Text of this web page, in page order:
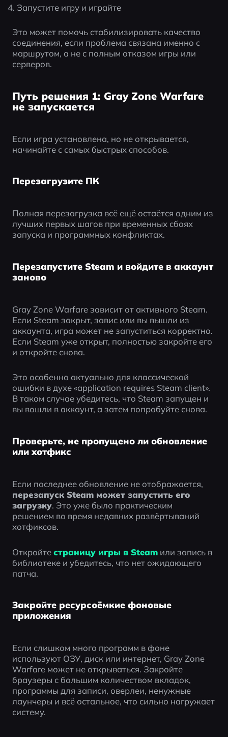
Запустите игру и играйте
Это может помочь стабилизировать качество
соединения, если проблема связана именно с
маршрутом, а не с полным отказом игры или
серверов.
Путь решения 1: Gray Zone Warfare
не запускается
Если игра установлена, но не открывается,
начинайте с самых быстрых способов.
Перезагрузите ПК
Полная перезагрузка всё ещё остаётся одним из
лучших первых шагов при временных сбоях
запуска и программных конфликтах.
Перезапустите Steam и войдите в аккаунт
заново
Gray Zone Warfare зависит от активного Steam.
Если Steam закрыт, завис или вы вышли из
аккаунта, игра может не запуститься корректно.
Если Steam уже открыт, полностью закройте его
и откройте снова.
Это особенно актуально для классической
ошибки в духе «application requires Steam client».
В таком случае убедитесь, что Steam запущен и
вы вошли в аккаунт, а затем попробуйте снова.
Проверьте, не пропущено ли обновление
или хотфикс
перезапуск Steam может запустить его
загрузку. Это уже было практическим
решением во время недавних развёртываний
хотфиксов.
Откройте страницу игры в Steam или запись в
библиотеке и убедитесь, что нет ожидающего
патча.
Закройте ресурсоёмкие фоновые
приложения
Если слишком много программ в фоне
используют ОЗУ, диск или интернет, Gray Zone
Warfare может не открываться. Закройте
браузеры с большим количеством вкладок,
программы для записи, оверлеи, ненужные
лаунчеры и всё остальное, что сильно нагружает
систему.